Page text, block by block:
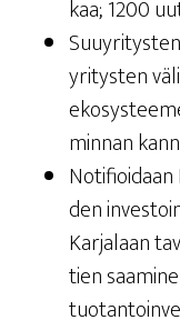
kaa; 1200
yri­tys­ten
min­nan
den
Kar­ja­laan
tien